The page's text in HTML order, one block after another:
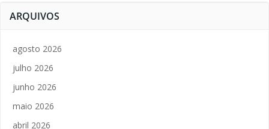
ARQUIVOS
agosto 2026
julho 2026
junho 2026
maio 2026
abril 2026